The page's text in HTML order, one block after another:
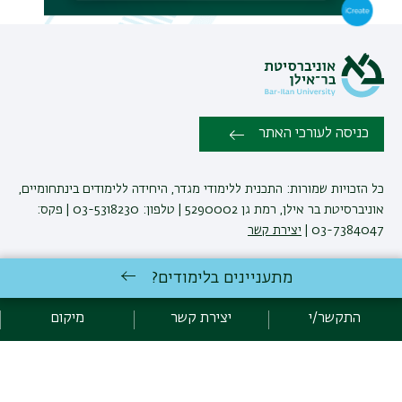
כניסה לעורכי האתר
כל הזכויות שמורות: התכנית ללימודי מגדר, היחידה ללימודים בינתחומיים,
אוניברסיטת בר אילן, רמת גן 5290002 | טלפון: 03-5318230 | פקס:
03-7384047 |
יצירת קשר
אגף תקשוב, אוניברסיטת בר-אילן
אקדימה בר-אילן
מתעניינים בלימודים?
התקשר/י יצירת קשר מיקום